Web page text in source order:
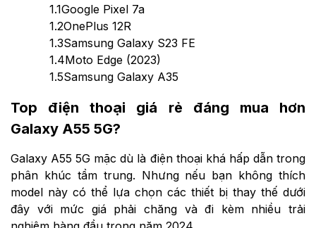
1.1Google Pixel 7a
1.2OnePlus 12R
1.3Samsung Galaxy S23 FE
1.4Moto Edge (2023)
1.5Samsung Galaxy A35
Top điện thoại giá rẻ đáng mua hơn
Galaxy A55 5G?
Galaxy A55 5G mặc dù là điện thoại khá hấp dẫn trong
phân khúc tầm trung. Nhưng nếu bạn không thích
model này có thể lựa chọn các thiết bị thay thế dưới
đây với mức giá phải chăng và đi kèm nhiều trải